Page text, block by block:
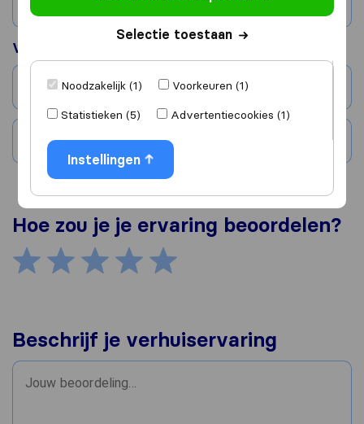
Verhuisd naar
Stad
Land
Hoe zou je je ervaring beoordelen?
Beschrijf je verhuiservaring
Selectie toestaan
Noodzakelijk (1)
Voorkeuren (1)
Statistieken (5)
Advertentiecookies (1)
Instellingen